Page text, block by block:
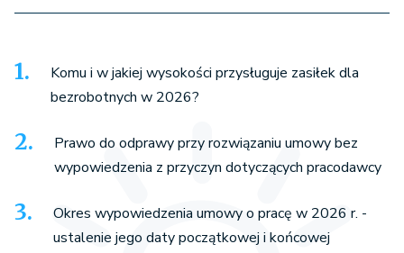
Komu i w jakiej wysokości przysługuje zasiłek dla
bezrobotnych w 2026?
Prawo do odprawy przy rozwiązaniu umowy bez
wypowiedzenia z przyczyn dotyczących pracodawcy
Okres wypowiedzenia umowy o pracę w 2026 r. -
ustalenie jego daty początkowej i końcowej